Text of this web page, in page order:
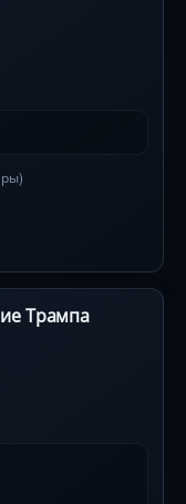
Трампа